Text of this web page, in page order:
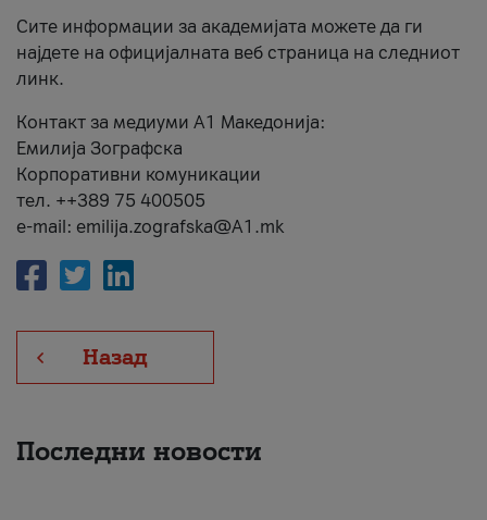
Сите информации за академијата можете да ги
најдете на официјалната веб страница на следниот
линк.
Контакт за медиуми А1 Македонија:
Емилија Зографска
Корпоративни комуникации
тел. ++389 75 400505
e-mail: emilija.zografska@A1.mk
Назад
Последни новости